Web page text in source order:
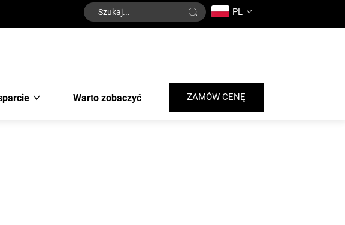
PL
Warto zobaczyć ZAMÓW CENĘ